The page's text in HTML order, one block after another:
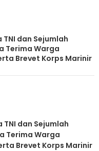
dan Sejumlah
Terima Warga
Brevet Korps Marinir
TNI dan Sejumlah
Terima Warga
Brevet Korps Marinir